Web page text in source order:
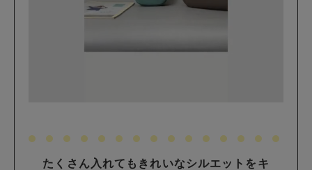
たくさん入れてもきれいなシルエットをキ